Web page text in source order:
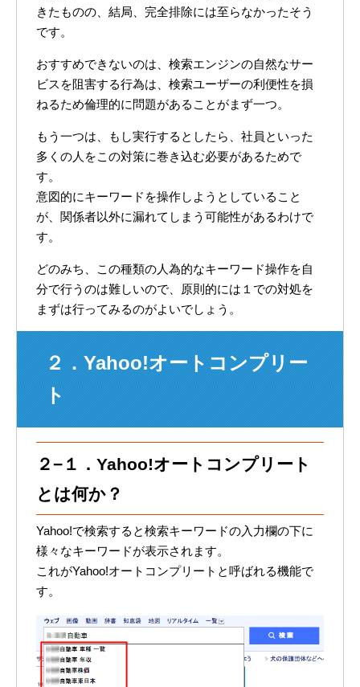
きたものの、結局、完全排除には至らなかったそう
です。
おすすめできないのは、検索エンジンの自然なサー
ビスを阻害する行為は、検索ユーザーの利便性を損
ねるため倫理的に問題があることがまず一つ。
もう一つは、もし実行するとしたら、社員といった
多くの人をこの対策に巻き込む必要があるためで
す。
意図的にキーワードを操作しようとしていること
が、関係者以外に漏れてしまう可能性があるわけで
す。
どのみち、この種類の人為的なキーワード操作を自
分で行うのは難しいので、原則的には１での対処を
まずは行ってみるのがよいでしょう。
２．Yahoo!オートコンプリー
ト
２−１．Yahoo!オートコンプリート
とは何か？
Yahoo!で検索すると検索キーワードの入力欄の下に
様々なキーワードが表示されます。
これがYahoo!オートコンプリートと呼ばれる機能で
す。